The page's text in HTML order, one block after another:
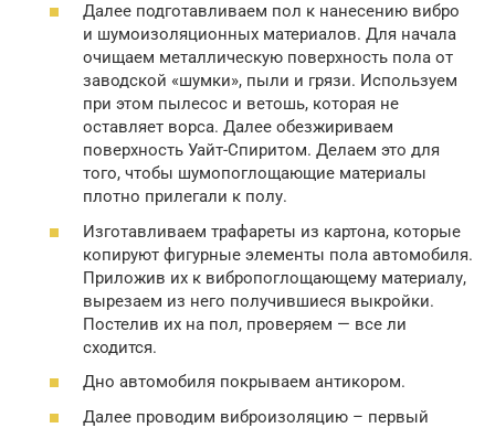
Далее подготавливаем пол к нанесению вибро
и шумоизоляционных материалов. Для начала
очищаем металлическую поверхность пола от
заводской «шумки», пыли и грязи. Используем
при этом пылесос и ветошь, которая не
оставляет ворса. Далее обезжириваем
поверхность Уайт-Спиритом. Делаем это для
того, чтобы шумопоглощающие материалы
плотно прилегали к полу.
Изготавливаем трафареты из картона, которые
копируют фигурные элементы пола автомобиля.
Приложив их к вибропоглощающему материалу,
вырезаем из него получившиеся выкройки.
Постелив их на пол, проверяем — все ли
сходится.
Дно автомобиля покрываем антикором.
Далее проводим виброизоляцию – первый